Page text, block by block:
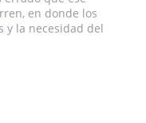
en donde los
y la necesidad del